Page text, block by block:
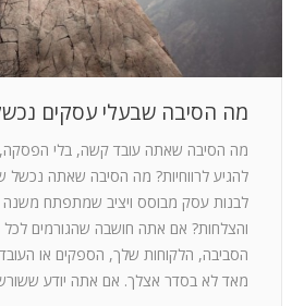
מה הסיבה שבעלי עסקים
מה הסיבה שאתה עובד קשה, בלי
להגיע לרווחיות? מה הסיבה שאתה נכשל
לבנות עסק מבוסס ויציב שמתפתח משנה
והצלחות? אם אתה חושבה שהגורמים
הסביבה, הלקוחות שלך, הספקים או
מאד לא בסדר אצלך. אם אתה יודע